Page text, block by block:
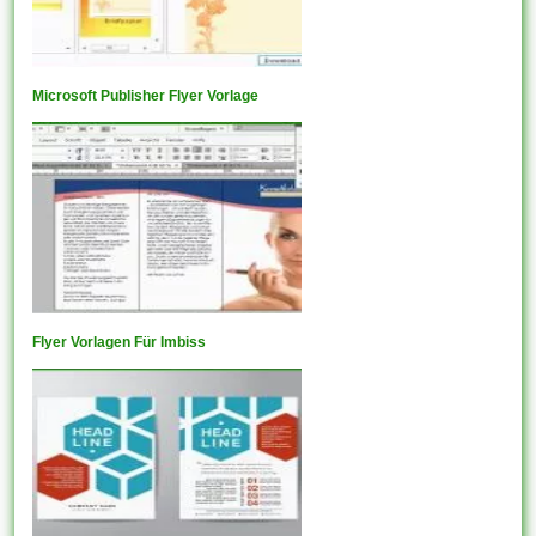
Microsoft Publisher Flyer Vorlage
Flyer Vorlagen Für Imbiss